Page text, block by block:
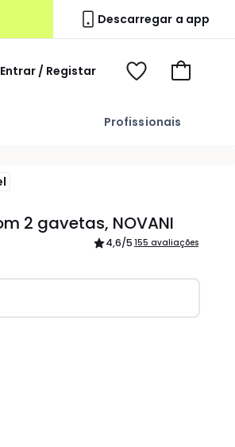
Descarregar a app
Profissionais
Entrar / Registar
Voir
Ir
carrinho
2 gavetas, NOVANI
4,6/5 155 avaliações